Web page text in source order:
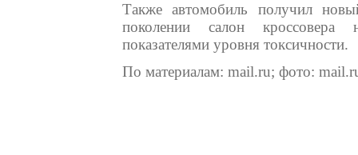
Также автомобиль получил
поколении салон
показателями уровня токсичности.
По материалам: mail.ru; фото: